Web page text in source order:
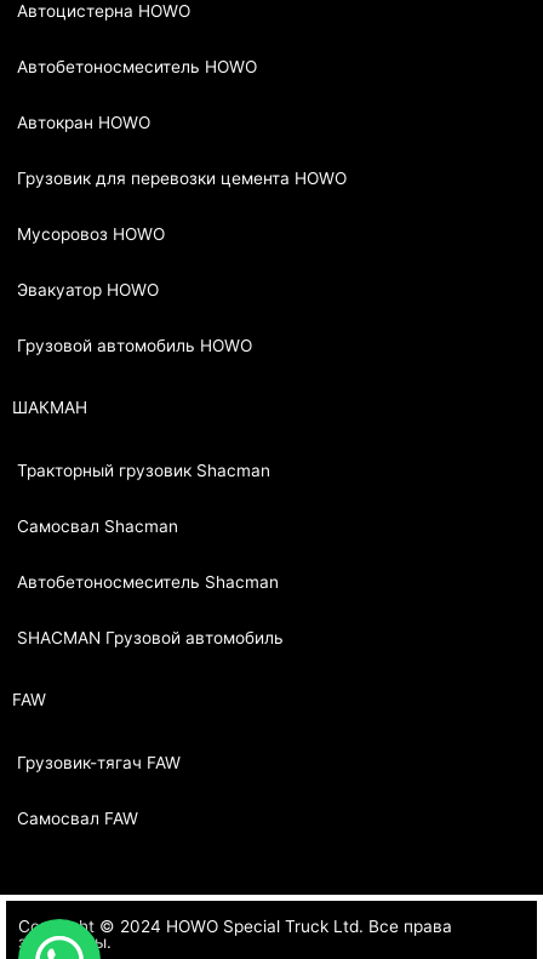
Автоцистерна HOWO
Автобетоносмеситель HOWO
Автокран HOWO
Грузовик для перевозки цемента HOWO
Мусоровоз HOWO
Эвакуатор HOWO
Грузовой автомобиль HOWO
ШАКМАН
Тракторный грузовик Shacman
Самосвал Shacman
Автобетоносмеситель Shacman
SHACMAN Грузовой автомобиль
FAW
Грузовик-тягач FAW
Самосвал FAW
Copyright © 2024 HOWO Special Truck Ltd. Все права
защищены.